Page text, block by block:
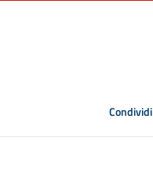
Condividi